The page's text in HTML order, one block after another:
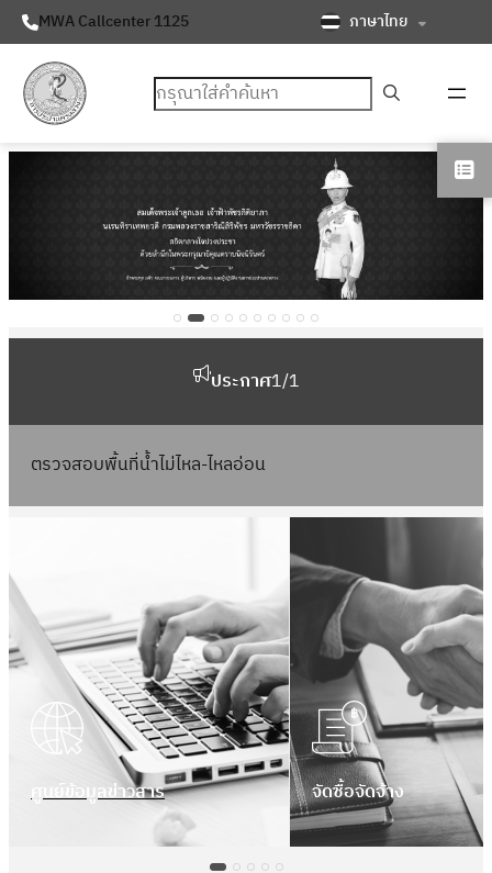
MWA Callcenter 1125 ภาษาไทย
ค้นหา
ประกาศ1/1
ตรวจสอบพื้นที่น้ำไม่ไหล-ไหลอ่อน
ศูนย์ข้อมูลข่าวสาร จัดซื้อจัดจ้าง